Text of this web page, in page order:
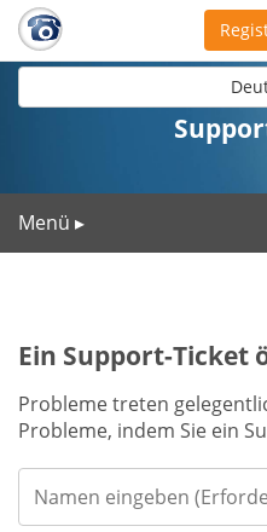
Menü ▸
Ein Support-Ticket
Probleme treten
Probleme, indem Sie ein